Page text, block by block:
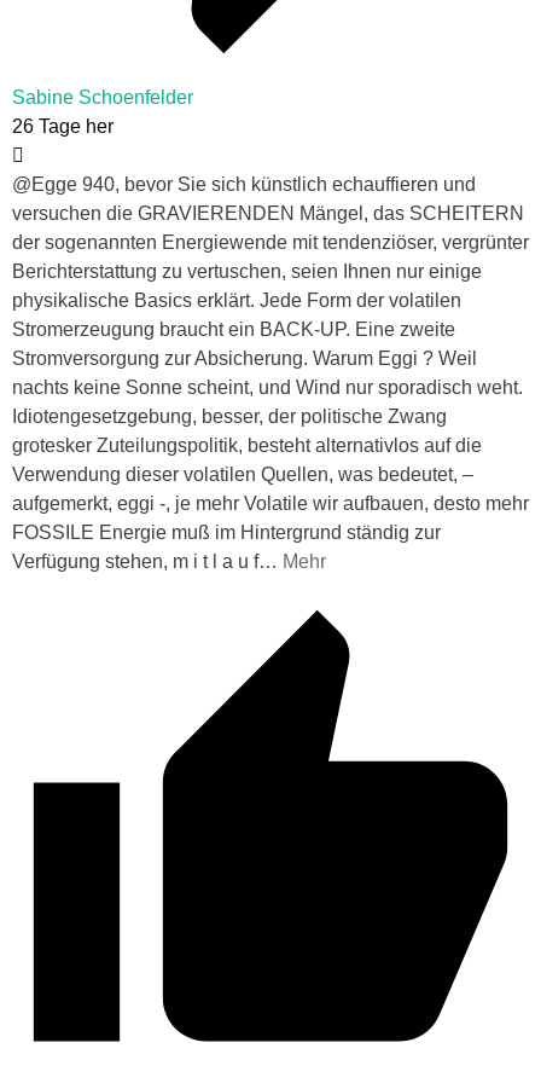
Sabine Schoenfelder
26 Tage her
@Egge 940, bevor Sie sich künstlich echauffieren und
versuchen die GRAVIERENDEN Mängel, das SCHEITERN
der sogenannten Energiewende mit tendenziöser, vergrünter
Berichterstattung zu vertuschen, seien Ihnen nur einige
physikalische Basics erklärt. Jede Form der volatilen
Stromerzeugung braucht ein BACK-UP. Eine zweite
Stromversorgung zur Absicherung. Warum Eggi ? Weil
nachts keine Sonne scheint, und Wind nur sporadisch weht.
Idiotengesetzgebung, besser, der politische Zwang
grotesker Zuteilungspolitik, besteht alternativlos auf die
Verwendung dieser volatilen Quellen, was bedeutet, –
aufgemerkt, eggi -, je mehr Volatile wir aufbauen, desto mehr
FOSSILE Energie muß im Hintergrund ständig zur
Verfügung stehen, m i t l a u f… Mehr